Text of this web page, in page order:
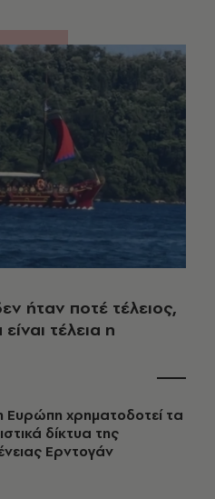
ήταν ποτέ τέλειος,
τέλεια η
Ευρώπη χρηματοδοτεί τα
δίκτυα της
Ερντογάν